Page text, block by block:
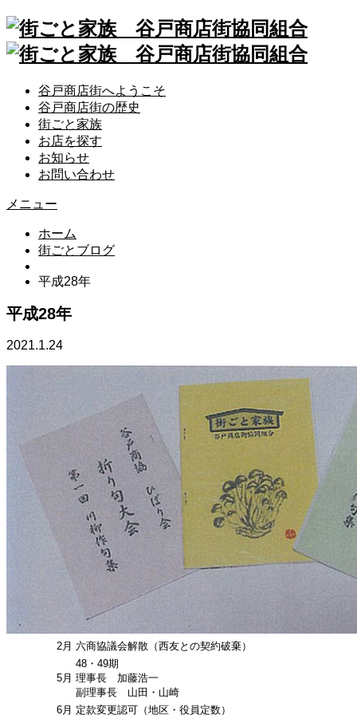
谷戸商店街へようこそ
谷戸商店街の歴史
街ごと家族
お店を探す
お知らせ
お問い合わせ
メニュー
ホーム
街ごとブログ
平成28年
平成28年
2021.1.24
2月 六商協議会解散（西友との契約破棄）
5月
48・49期
理事長 加藤浩一
副理事長 山田・山崎
6月 定款変更認可（地区・役員定数）